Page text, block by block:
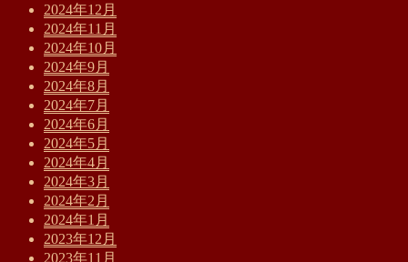
2024年12月
2024年11月
2024年10月
2024年9月
2024年8月
2024年7月
2024年6月
2024年5月
2024年4月
2024年3月
2024年2月
2024年1月
2023年12月
2023年11月